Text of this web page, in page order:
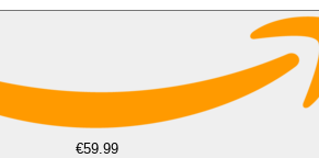
€59.99